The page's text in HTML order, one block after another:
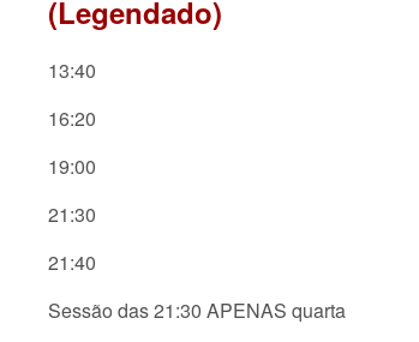
(Legendado)
13:40
16:20
19:00
21:30
21:40
Sessão das 21:30 APENAS quarta